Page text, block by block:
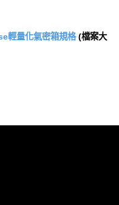
輕量化氣密箱規格(檔案大